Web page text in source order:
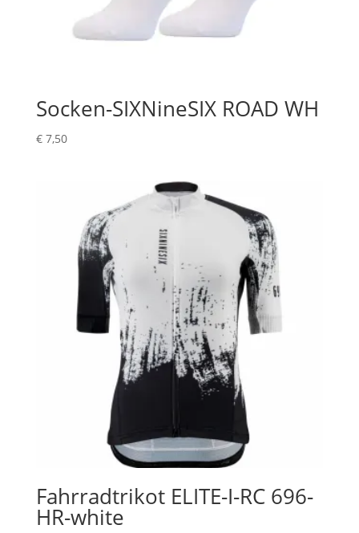
Socken-SIXNineSIX ROAD WH
€7,50
Fahrradtrikot ELITE-I-RC 696-
HR-white